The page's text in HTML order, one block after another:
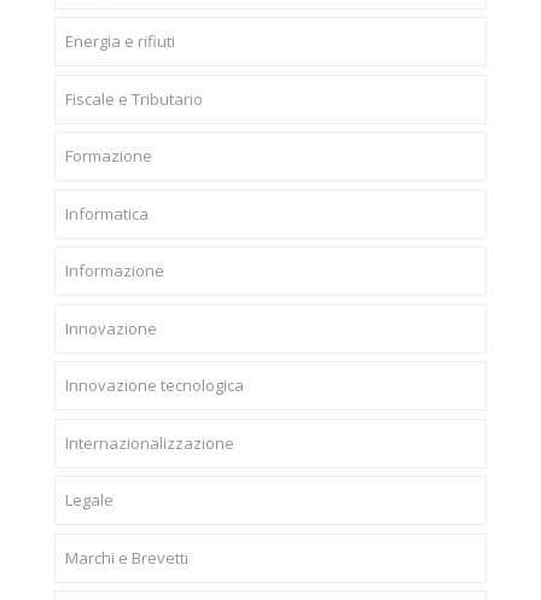
Energia e rifiuti
Fiscale e Tributario
Formazione
Informatica
Informazione
Innovazione
Innovazione tecnologica
Internazionalizzazione
Legale
Marchi e Brevetti